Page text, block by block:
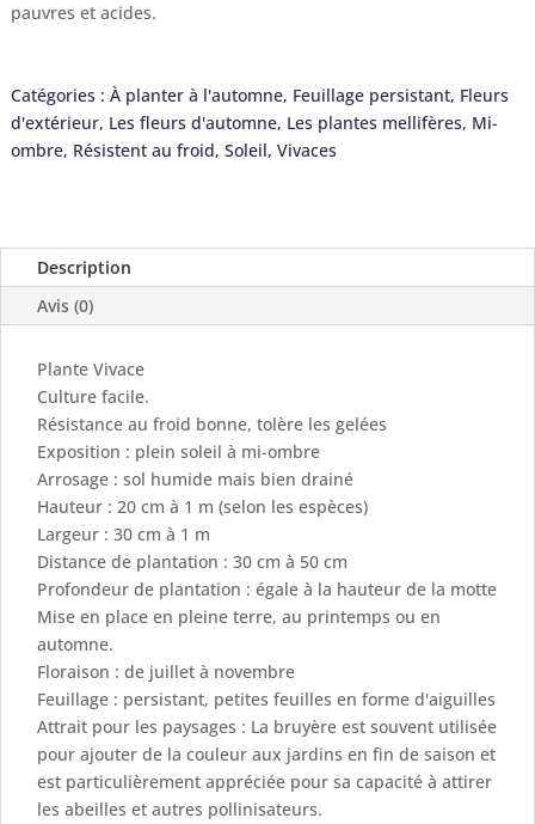
pauvres et acides.
Catégories : À planter à l'automne, Feuillage persistant, Fleurs
d'extérieur, Les fleurs d'automne, Les plantes mellifères, Mi-
ombre, Résistent au froid, Soleil, Vivaces
Description
Avis (0)
Plante Vivace
Culture facile.
Résistance au froid bonne, tolère les gelées
Exposition : plein soleil à mi-ombre
Arrosage : sol humide mais bien drainé
Hauteur : 20 cm à 1 m (selon les espèces)
Largeur : 30 cm à 1 m
Distance de plantation : 30 cm à 50 cm
Profondeur de plantation : égale à la hauteur de la motte
Mise en place en pleine terre, au printemps ou en
automne.
Floraison : de juillet à novembre
Feuillage : persistant, petites feuilles en forme d'aiguilles
Attrait pour les paysages : La bruyère est souvent utilisée
pour ajouter de la couleur aux jardins en fin de saison et
est particulièrement appréciée pour sa capacité à attirer
les abeilles et autres pollinisateurs.